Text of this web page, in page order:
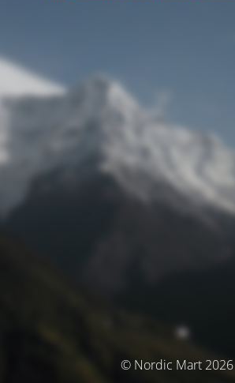
© Nordic Mart 2026